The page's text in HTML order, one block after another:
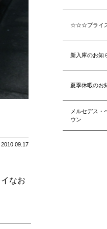
2010.09.17
なお
☆☆☆プライ
新入庫のお知
夏季休暇のお
メルセデス
ウン